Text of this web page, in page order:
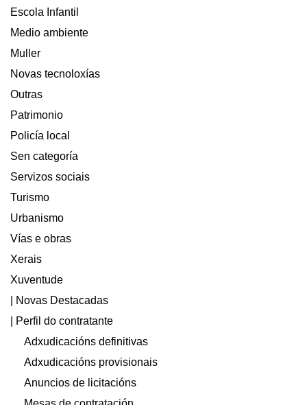
Escola Infantil
Medio ambiente
Muller
Novas tecnoloxías
Outras
Patrimonio
Policía local
Sen categoría
Servizos sociais
Turismo
Urbanismo
Vías e obras
Xerais
Xuventude
| Novas Destacadas
| Perfil do contratante
Adxudicacións definitivas
Adxudicacións provisionais
Anuncios de licitacións